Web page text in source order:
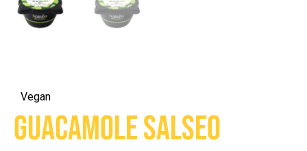
Vegan
Guacamole Salseo